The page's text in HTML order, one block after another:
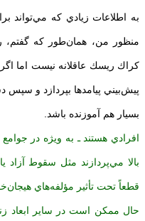
به اطلاعات زيادي كه مي‌تواند
منظور من، همان‌طور كه
كراك ريسك عاقلانه نيست اما
پيش‌بيني پيامدها بپردازد و
بسيار هم آموزنده باشد.
افرادي هستند ـ به ويژه در
بالا مي‌پردازند مثل سقوط آزاد
قطعاً تحت تأثير مؤلفه‌هاي
حال ممكن است در ساير ابعاد